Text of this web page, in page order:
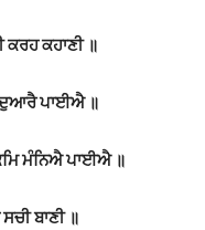
ਕਹਾਣੀ ॥
ਦੁਆਰੈ ਪਾਈਐ ॥
ਮੰਨਿਐ ਪਾਈਐ ॥
ਬਾਣੀ ॥